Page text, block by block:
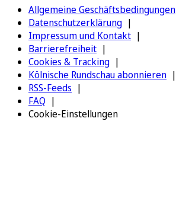
Allgemeine Geschäftsbedingungen
Datenschutzerklärung
Impressum und Kontakt
Barrierefreiheit
Cookies & Tracking
Kölnische Rundschau abonnieren
RSS-Feeds
FAQ
Cookie-Einstellungen